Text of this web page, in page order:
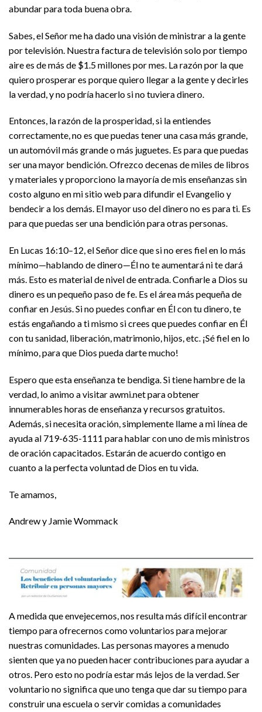
abundar para toda buena obra.
Sabes, el Señor me ha dado una visión de ministrar a la gente
por televisión. Nuestra factura de televisión solo por tiempo
aire es de más de $1.5 millones por mes. La razón por la que
quiero prosperar es porque quiero llegar a la gente y decirles
la verdad, y no podría hacerlo si no tuviera dinero.
Entonces, la razón de la prosperidad, si la entiendes
correctamente, no es que puedas tener una casa más grande,
un automóvil más grande o más juguetes. Es para que puedas
ser una mayor bendición. Ofrezco decenas de miles de libros
y materiales y proporciono la mayoría de mis enseñanzas sin
costo alguno en mi sitio web para difundir el Evangelio y
bendecir a los demás. El mayor uso del dinero no es para ti. Es
para que puedas ser una bendición para otras personas.
En Lucas 16:10–12, el Señor dice que si no eres fiel en lo más
mínimo—hablando de dinero—Él no te aumentará ni te dará
más. Esto es material de nivel de entrada. Confiarle a Dios su
dinero es un pequeño paso de fe. Es el área más pequeña de
confiar en Jesús. Si no puedes confiar en Él con tu dinero, te
estás engañando a ti mismo si crees que puedes confiar en Él
con tu sanidad, liberación, matrimonio, hijos, etc. ¡Sé fiel en lo
mínimo, para que Dios pueda darte mucho!
Espero que esta enseñanza te bendiga. Si tiene hambre de la
verdad, lo animo a visitar awmi.net para obtener
innumerables horas de enseñanza y recursos gratuitos.
Además, si necesita oración, simplemente llame a mi línea de
ayuda al 719-635-1111 para hablar con uno de mis ministros
de oración capacitados. Estarán de acuerdo contigo en
cuanto a la perfecta voluntad de Dios en tu vida.
Te amamos,
Andrew y Jamie Wommack
A medida que envejecemos, nos resulta más difícil encontrar
tiempo para ofrecernos como voluntarios para mejorar
nuestras comunidades. Las personas mayores a menudo
sienten que ya no pueden hacer contribuciones para ayudar a
otros. Pero esto no podría estar más lejos de la verdad. Ser
voluntario no significa que uno tenga que dar su tiempo para
construir una escuela o servir comidas a comunidades